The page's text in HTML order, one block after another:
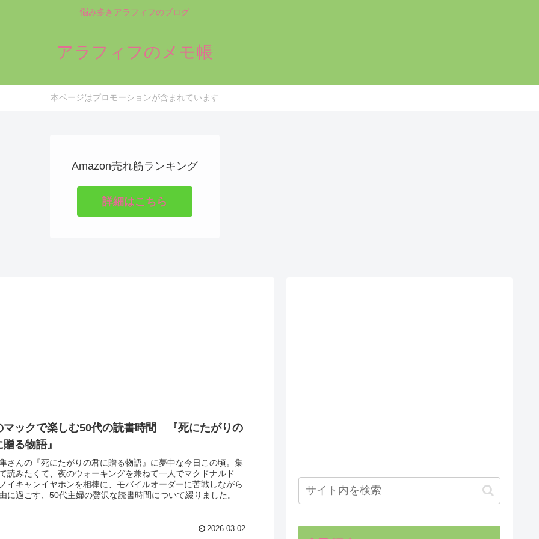
悩み多きアラフィフのブログ
アラフィフのメモ帳
本ページはプロモーションが含まれています
Amazon売れ筋ランキング
詳細はこちら
マックで楽しむ50代の読書時間 『死にたがりの
る物語』
さんの『死にたがりの君に贈る物語』に夢中な今日この頃。集
読みたくて、夜のウォーキングを兼ねて一人でマクドナルド
イキャンイヤホンを相棒に、モバイルオーダーに苦戦しながら
に過ごす、50代主婦の贅沢な読書時間について綴りました。
2026.03.02